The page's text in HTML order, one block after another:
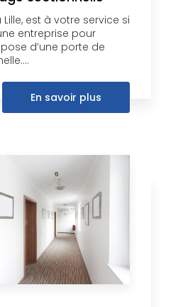
Lille, est à votre service si
entreprise pour
d’une porte de
En savoir plus